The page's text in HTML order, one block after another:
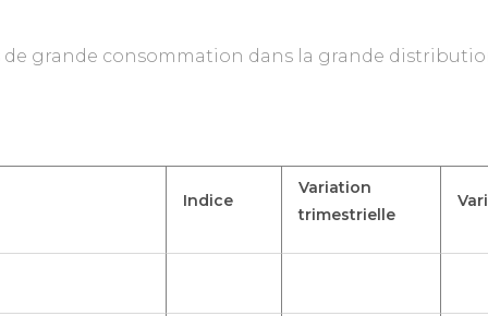
grande consommation dans la grande
Indice
Variation
trimestrielle